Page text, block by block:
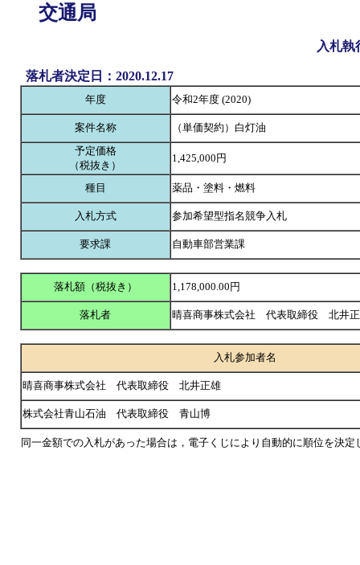
交通局
入札執
落札者決定日：2020.12.17
年度 令和2年度 (2020)
案件名称
（単価契約）白灯油
予定価格
（税抜き）
1,425,000円
種目 薬品・塗料・燃料
入札方式 参加希望型指名競争入札
要求課 自動車部営業課
落札額（税抜き） 1,178,000.00円
落札者 晴喜商事株式会社 代表取締役 北井
入札参加者名
晴喜商事株式会社 代表取締役 北井正雄
株式会社青山石油 代表取締役 青山博
同一金額での入札があった場合は，電子くじにより自動的に順位を決定